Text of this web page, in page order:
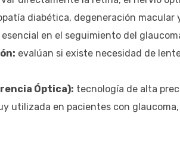
diabética, degeneración macular
esencial en el seguimiento del
evalúan si existe necesidad de
Óptica): tecnología de alta
utilizada en pacientes con